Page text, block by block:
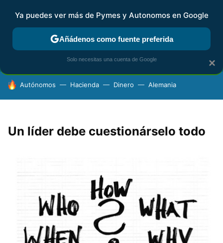
FISCALIDAD Y CONTABILIDAD KIT DIGITAL RENTA
HOY SE HABLA DE
Autónomos Hacienda Dinero Alemania
Un líder debe cuestionárselo todo
×
Ya puedes ver más de Pymes y Autonomos en Google
Añádenos como fuente preferida
Solo necesitas una cuenta de Google